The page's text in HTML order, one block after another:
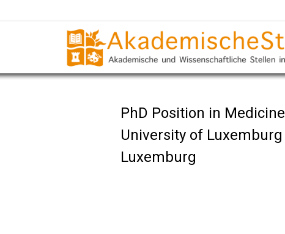
PhD Position in Medicine
University of Luxemburg
Luxemburg